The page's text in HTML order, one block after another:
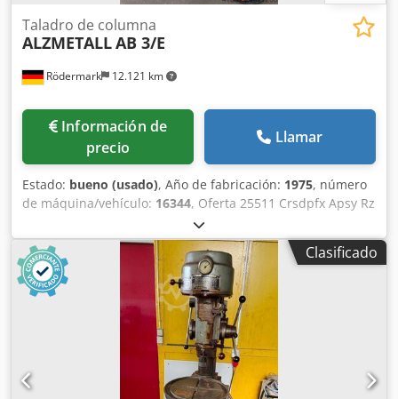
Rödermark 12.121 km
Taladro de columna
ALZMETALLAB 3/E
Información de
precio
Llamar
Estado: bueno (usado), Año de fabricación: 1975, número
de máquina/vehículo: 16344, Oferta 25511 Crsdpfx Apsy Rz
Dfjcjf Datos técnicos: - Capacidad de taladrado en acero ST
60: 28 mm - Potencia de taladrado en acero ST 60: 32 mm -
Dispositivo para roscado - Cono del husillo de taladrado
MK 3 – husillo largo - Carrera del husillo de taladrado: 180
mm - 10 velocidades del husillo: 250 – 2100 rpm - Saliente
aprox.: 290 mm - Distancia máx. mesa – husillo aprox.: 620
mm - Mesa con 2 ranuras en T, regulable en altura: 520 x
450 mm - Accionamiento: 400 V / 1,0 / 1,3 kW - Espacio
necesario aprox.: An 600 x Al 1850 x F 700 mm - Peso
aprox.: 280 kg
Clasificado